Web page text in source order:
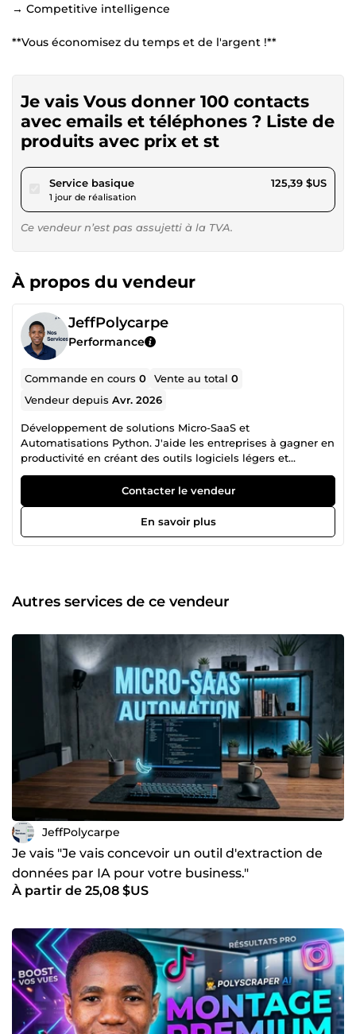
→ Competitive intelligence
**Vous économisez du temps et de l'argent !**
Je vais Vous donner 100 contacts
avec emails et téléphones ? Liste de
produits avec prix et st
Service basiquepour 115,57 $US
1 jour de réalisation
125,39 $US
Ce vendeur n’est pas assujetti à la TVA.
À propos du vendeur
JeffPolycarpe
Performance
Commande en cours0 Vente au total0
Vendeur depuisAvr. 2026
Développement de solutions Micro-SaaS et
Automatisations Python. J'aide les entreprises à gagner en
productivité en créant des outils logiciels légers et
spécifiques (Micro-SaaS). Réalisations clés : Automatisation
métier : Conception de scripts Python pour le traitement
automatique de données (CSV, Excel) et la génération de
documents. Extraction de données : Mise en place de
systèmes de Web Scraping pour la veille concurrentielle.
Contacter le vendeur
En savoir plus
Autres services de ce vendeur
JeffPolycarpe
Je vais "Je vais concevoir un outil d'extraction de
données par IA pour votre business."
À partir de 25,08 $US